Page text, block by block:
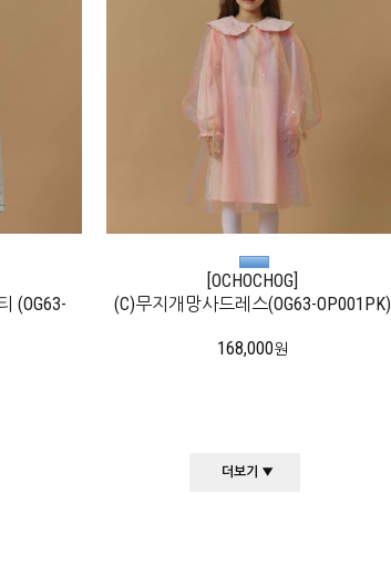
(OG63-
[OCHOCHOG]
(C)무지개망사드레스(OG63-OP001PK)
168,000원
더보기 ▼